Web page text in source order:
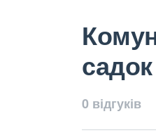
0 відгуків